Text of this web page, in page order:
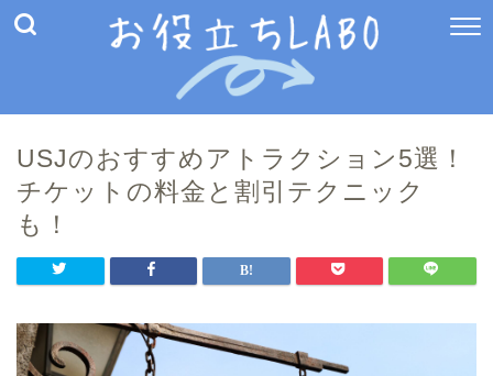
USJのおすすめアトラクション5選！
チケットの料金と割引テクニック
も！